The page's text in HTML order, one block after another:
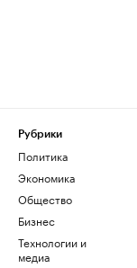
Рубрики
Политика
Экономика
Общество
Бизнес
Технологии и
медиа